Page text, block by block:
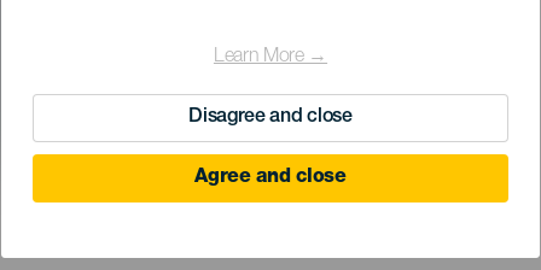
Learn More →
Disagree and close
Agree and close